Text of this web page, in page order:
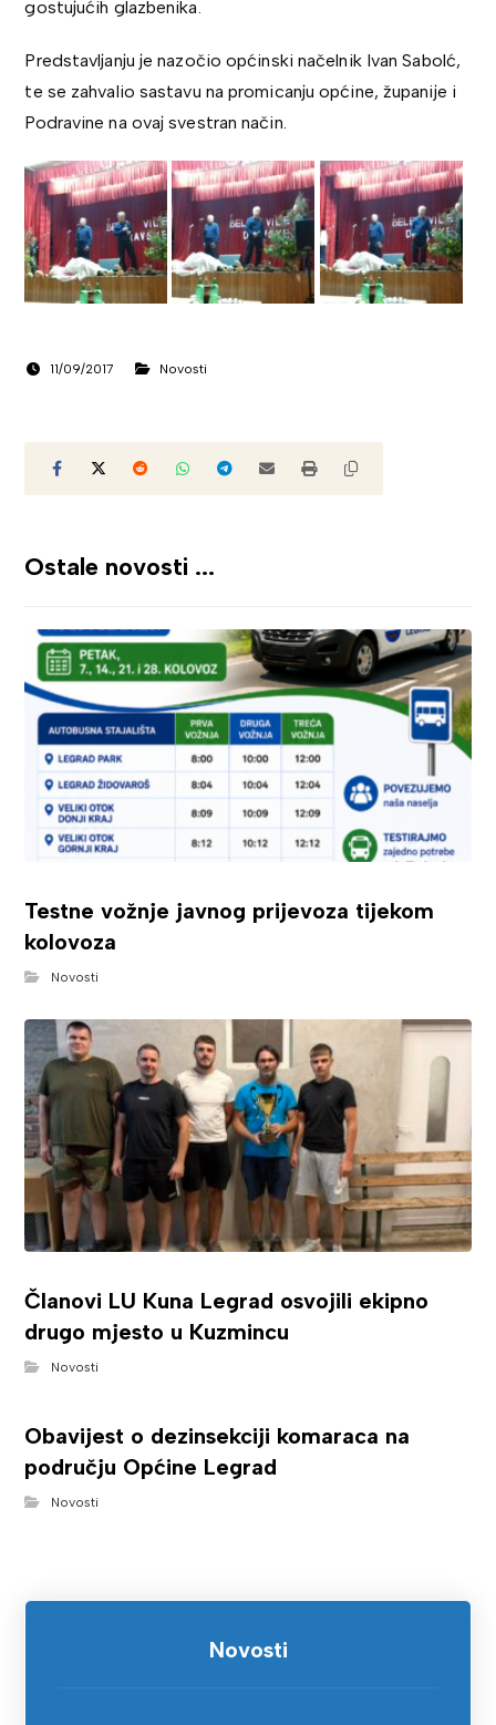
gostujućih glazbenika.
Predstavljanju je nazočio općinski načelnik Ivan Sabolć,
te se zahvalio sastavu na promicanju općine, županije i
Podravine na ovaj svestran način.
11/09/2017 Novosti
Ostale novosti ...
Testne vožnje javnog prijevoza tijekom
kolovoza
Novosti
Članovi LU Kuna Legrad osvojili ekipno
drugo mjesto u Kuzmincu
Novosti
Obavijest o dezinsekciji komaraca na
području Općine Legrad
Novosti
Novosti